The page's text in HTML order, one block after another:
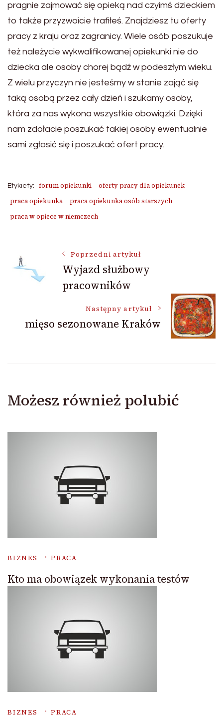
pragnie zajmować się opieką nad czyimś dzieckiem
to także przyzwoicie trafiłeś. Znajdziesz tu oferty
pracy z kraju oraz zagranicy. Wiele osób poszukuje
też należycie wykwalifikowanej opiekunki nie do
dziecka ale osoby chorej bądź w podeszłym wieku.
Z wielu przyczyn nie jesteśmy w stanie zająć się
taką osobą przez cały dzień i szukamy osoby,
która za nas wykona wszystkie obowiązki. Dzięki
nam zdołacie poszukać takiej osoby ewentualnie
sami zgłosić się i poszukać ofert pracy.
Etykiety: forum opiekunki
oferty pracy dla opiekunek
praca opiekunka
praca opiekunka osób starszych
praca w opiece w niemczech
Nawigacja
wpisu
Poprzedni artykuł
Wyjazd służbowy
pracowników
Następny artykuł
mięso sezonowane Kraków
Możesz również polubić
BIZNES PRACA
Kto ma obowiązek wykonania testów
BIZNES PRACA